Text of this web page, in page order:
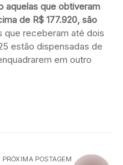
aquelas que obtiveram
de R$ 177.920, são
que receberam até dois
estão dispensadas de
em outro
PRÓXIMA POSTAGEM